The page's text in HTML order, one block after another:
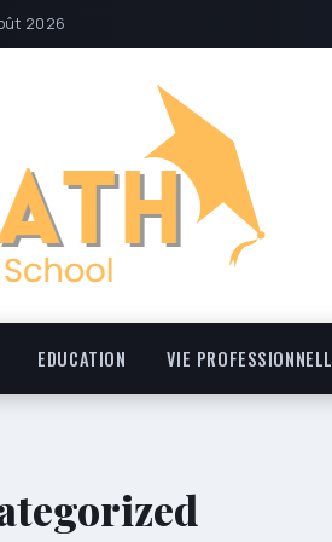
2026
EDUCATION VIE